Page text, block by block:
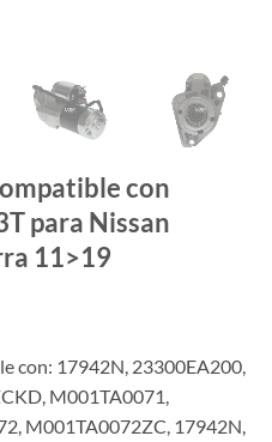
con
para Nissan
11>19
con: 17942N, 23300EA200,
M001TA0071,
M001TA0072ZC, 17942N,